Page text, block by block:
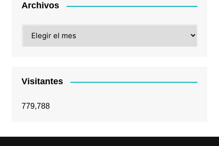
Archivos
Visitantes
779,788